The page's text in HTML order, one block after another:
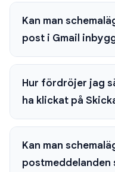
Kan man
post i Gmail
Hur fördröjer jag
ha klickat på
Kan man
postmeddelanden